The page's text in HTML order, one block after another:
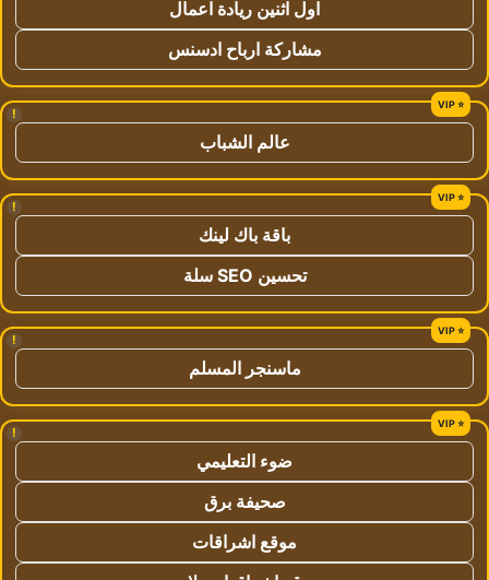
اول اثنين ريادة اعمال
مشاركة ارباح ادسنس
!
عالم الشباب
!
باقة باك لينك
تحسين SEO سلة
!
ماسنجر المسلم
!
ضوء التعليمي
صحيفة برق
موقع اشراقات